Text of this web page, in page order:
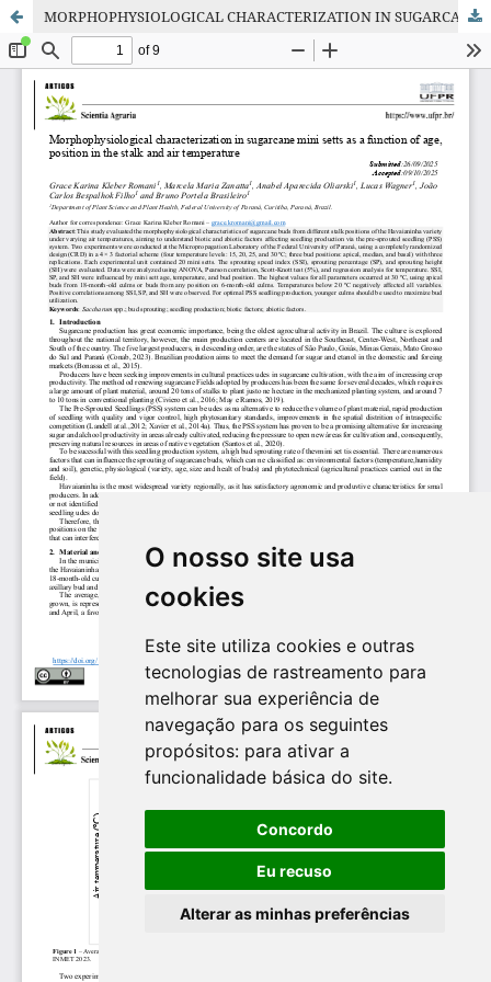
O nosso site usa
cookies
Este site utiliza cookies e outras
tecnologias de rastreamento para
melhorar sua experiência de
navegação para os seguintes
propósitos: para ativar a
funcionalidade básica do site.
Concordo
Eu recuso
Alterar as minhas preferências
MORPHOPHYSIOLOGICAL CHARACTERIZATION IN SUGARCANE MINI SETTS AS A FUNCTION OF AGE, POSITION IN THE STALK AND AIR TEMPERATURE